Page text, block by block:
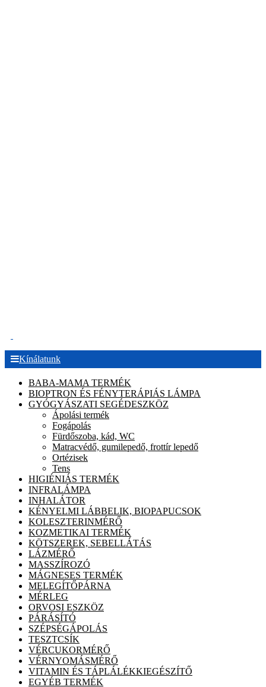
Kínálatunk
BABA-MAMA TERMÉK
BIOPTRON ÉS FÉNYTERÁPIÁS LÁMPA
GYÓGYÁSZATI SEGÉDESZKÖZ
Ápolási termék
Fogápolás
Fürdőszoba, kád, WC
Matracvédő, gumilepedő, frottír lepedő
Ortézisek
Tens
HIGIÉNIÁS TERMÉK
INFRALÁMPA
INHALÁTOR
KÉNYELMI LÁBBELIK, BIOPAPUCSOK
KOLESZTERINMÉRŐ
KOZMETIKAI TERMÉK
KÖTSZEREK, SEBELLÁTÁS
LÁZMÉRŐ
MASSZÍROZÓ
MÁGNESES TERMÉK
MELEGÍTŐPÁRNA
MÉRLEG
ORVOSI ESZKÖZ
PÁRÁSÍTÓ
SZÉPSÉGÁPOLÁS
TESZTCSÍK
VÉRCUKORMÉRŐ
VÉRNYOMÁSMÉRŐ
VITAMIN ÉS TÁPLÁLÉKKIEGÉSZÍTŐ
EGYÉB TERMÉK